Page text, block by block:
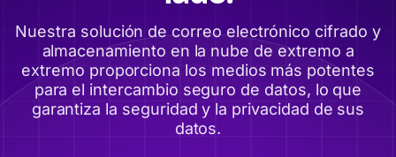
Nuestra solución de correo electrónico cifrado y
almacenamiento en la nube de extremo a
extremo proporciona los medios más potentes
para el intercambio seguro de datos, lo que
garantiza la seguridad y la privacidad de sus
datos.